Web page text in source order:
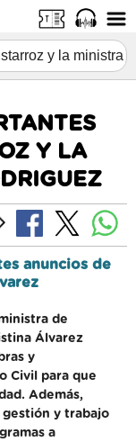
Y LA
anuncios de
de
Álvarez
y
Civil para que
Además,
y trabajo
a